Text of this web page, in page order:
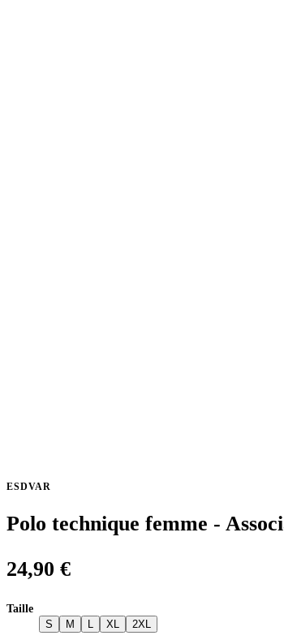
ESDVAR
Polo technique femme -
24,90 €
Taille
S
M L XL 2XL